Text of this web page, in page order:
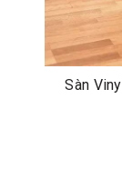
Sàn